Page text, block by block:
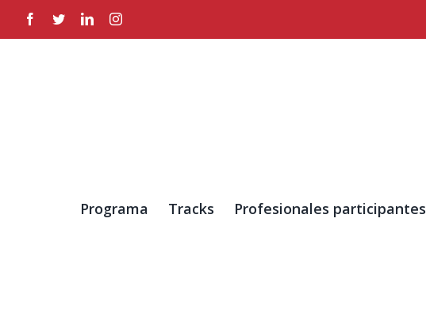
Facebook
TwitterLinkedInInstagram
Programa Tracks Profesionales participantes